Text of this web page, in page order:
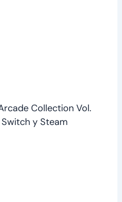
Collection Vol.
Switch y Steam